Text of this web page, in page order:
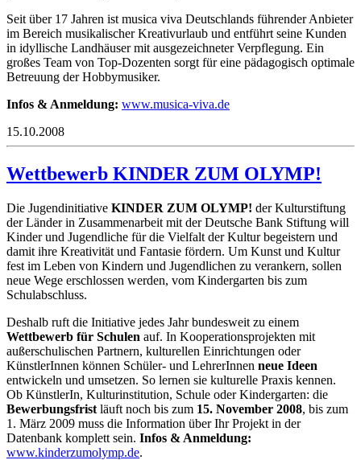
Seit über 17 Jahren ist musica viva Deutschlands führender Anbieter
im Bereich musikalischer Kreativurlaub und entführt seine Kunden
in idyllische Landhäuser mit ausgezeichneter Verpflegung. Ein
großes Team von Top-Dozenten sorgt für eine pädagogisch optimale
Betreuung der Hobbymusiker.
Infos & Anmeldung: www.musica-viva.de
15.10.2008
Wettbewerb KINDER ZUM OLYMP!
Die Jugendinitiative KINDER ZUM OLYMP! der Kulturstiftung
der Länder in Zusammenarbeit mit der Deutsche Bank Stiftung will
Kinder und Jugendliche für die Vielfalt der Kultur begeistern und
damit ihre Kreativität und Fantasie fördern. Um Kunst und Kultur
fest im Leben von Kindern und Jugendlichen zu verankern, sollen
neue Wege erschlossen werden, vom Kindergarten bis zum
Schulabschluss.
Deshalb ruft die Initiative jedes Jahr bundesweit zu einem
Wettbewerb für Schulen auf. In Kooperationsprojekten mit
außerschulischen Partnern, kulturellen Einrichtungen oder
KünstlerInnen können Schüler- und LehrerInnen neue Ideen
entwickeln und umsetzen. So lernen sie kulturelle Praxis kennen.
Ob KünstlerIn, Kulturinstitution, Schule oder Kindergarten: die
Bewerbungsfrist läuft noch bis zum 15. November 2008, bis zum
1. März 2009 muss die Information über Ihr Projekt in der
Datenbank komplett sein. Infos & Anmeldung:
www.kinderzumolymp.de.